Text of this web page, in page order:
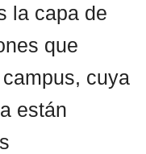
la capa de
que
cuya
están